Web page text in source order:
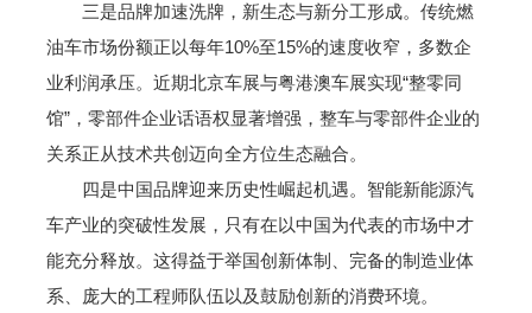
三是品牌加速洗牌，新生态与新分工形成。传统燃
油车市场份额正以每年10%至15%的速度收窄，多数企
业利润承压。近期北京车展与粤港澳车展实现“整零同
馆”，零部件企业话语权显著增强，整车与零部件企业的
关系正从技术共创迈向全方位生态融合。
四是中国品牌迎来历史性崛起机遇。智能新能源汽
车产业的突破性发展，只有在以中国为代表的市场中才
能充分释放。这得益于举国创新体制、完备的制造业体
系、庞大的工程师队伍以及鼓励创新的消费环境。